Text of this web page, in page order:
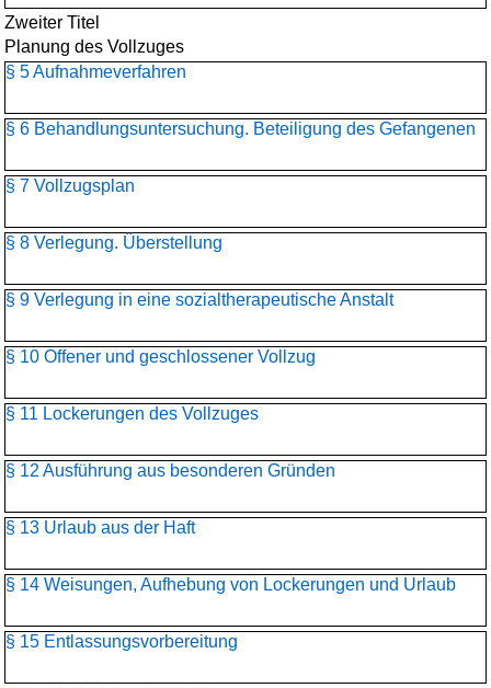
Zweiter Titel
Planung des Vollzuges
§ 5 Aufnahmeverfahren
§ 6 Behandlungsuntersuchung. Beteiligung des Gefangenen
§ 7 Vollzugsplan
§ 8 Verlegung. Überstellung
§ 9 Verlegung in eine sozialtherapeutische Anstalt
§ 10 Offener und geschlossener Vollzug
§ 11 Lockerungen des Vollzuges
§ 12 Ausführung aus besonderen Gründen
§ 13 Urlaub aus der Haft
§ 14 Weisungen, Aufhebung von Lockerungen und Urlaub
§ 15 Entlassungsvorbereitung